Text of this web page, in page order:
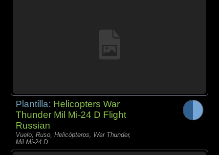
Plantilla: Helicopters War
Thunder Mil Mi-24 D Flight
Russian
Vuelo, Ruso, Helicópteros, War Thunder,
Mil Mi-24 D